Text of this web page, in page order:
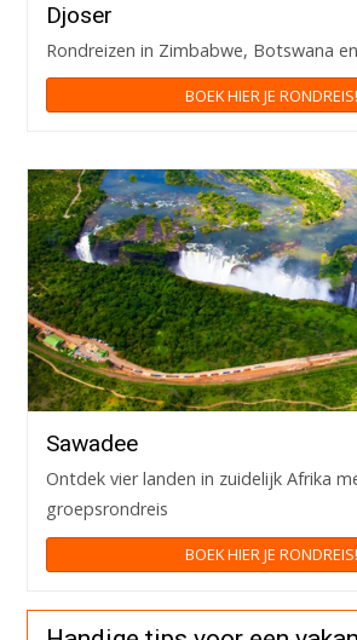
Djoser
Rondreizen in Zimbabwe, Botswana
BOEK HIER JE RONDREIS!
Sawadee
Ontdek vier landen in zuidelijk Afrika
groepsrondreis
BOEK HIER JE RONDREIS!